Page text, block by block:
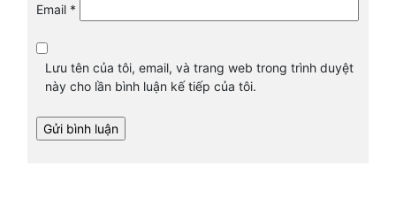
Email *
Lưu tên của tôi, email, và trang web trong trình duyệt
này cho lần bình luận kế tiếp của tôi.